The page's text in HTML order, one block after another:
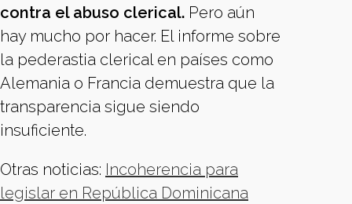
contra el abuso clerical. Pero aún
hay mucho por hacer. El informe sobre
la pederastia clerical en países como
Alemania o Francia demuestra que la
transparencia sigue siendo
insuficiente.
Otras noticias: Incoherencia para
legislar en República Dominicana